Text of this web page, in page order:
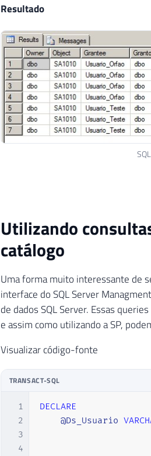
Resultado
Utilizando
catálogo
Uma forma muito interessante de
interface do SQL Server
de dados SQL Server. Essas
e assim como utilizando a SP,
Visualizar código-fonte
TRANSACT-SQL
1
2
3
4
DECLARE
@Ds_Usuario